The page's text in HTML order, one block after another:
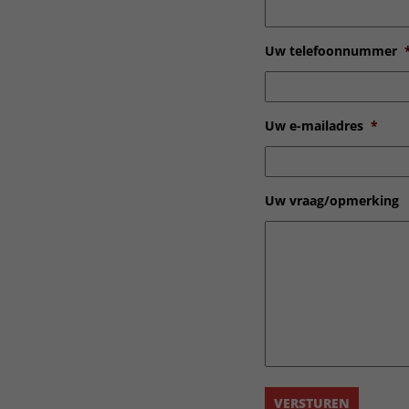
Uw telefoonnummer
Uw e-mailadres *
Uw vraag/opmerking